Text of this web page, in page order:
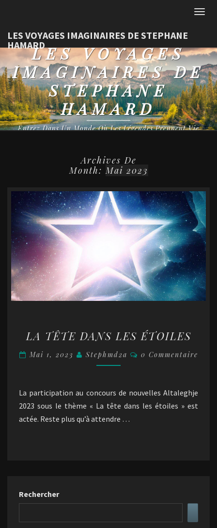
LES VOYAGES IMAGINAIRES DE STEPHANE
HAMARDLES VOYAGES
IMAGINAIRES DE
STEPHANE
HAMARD
Entrez Dans Un Monde Où Les Légendes Prennent Vie
Archives De
Month:Mai 2023
TÊTE
DANS
LES
LA TÊTE DANS LES ÉTOILES
Mai 1, 2023 Stephmd2a Commentaires
0 Commentaire
La participation au concours de nouvelles Altaleghje
2023 sous le thème « La tête dans les étoiles » est
actée. Reste plus qu’à attendre …
Rechercher